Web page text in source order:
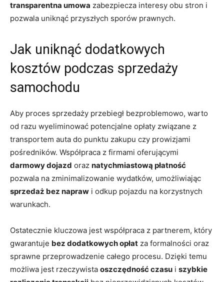
transparentna umowa zabezpiecza interesy obu stron i
pozwala uniknąć przyszłych sporów prawnych.
Jak uniknąć dodatkowych
kosztów podczas sprzedaży
samochodu
Aby proces sprzedaży przebiegł bezproblemowo, warto
od razu wyeliminować potencjalne opłaty związane z
transportem auta do punktu zakupu czy prowizjami
pośredników. Współpraca z firmami oferującymi
darmowy dojazd oraz natychmiastową płatność
pozwala na zminimalizowanie wydatków, umożliwiając
sprzedaż bez napraw i odkup pojazdu na korzystnych
warunkach.
Ostatecznie kluczowa jest współpraca z partnerem, który
gwarantuje bez dodatkowych opłat za formalności oraz
sprawne przeprowadzenie całego procesu. Dzięki temu
możliwa jest rzeczywista oszczędność czasu i szybkie